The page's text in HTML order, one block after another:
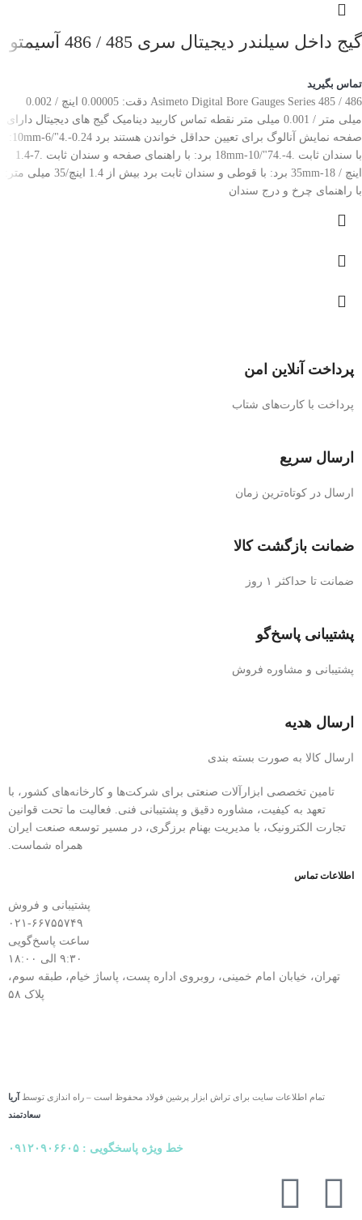
گیج داخل سیلندر دیجیتال سری 485 / 486 آسیمتو
تماس بگیرید
Asimeto Digital Bore Gauges Series 485 / 486 دقت: 0.00005 اینچ / 0.002
میلی متر / 0.001 میلی متر نقطه تماس کاربید دینامیک گیج های دیجیتال دارای
با سندان ثابت .4-.74"/10-18mm برد: با راهنمای صفحه و سندان ثابت .7-1.4
اینچ / 18-35mm برد: با قوطی و سندان ثابت برد بیش از 1.4 اینچ/35 میلی متر:
با راهنمای چرخ و درج سندان
پرداخت آنلاین امن
پرداخت با کارت‌های شتاب
ارسال سریع
ارسال در کوتاه‌ترین زمان
ضمانت بازگشت کالا
ضمانت تا حداکثر ۱ روز
پشتیبانی پاسخ‌گو
پشتیبانی و مشاوره فروش
ارسال هدیه
ارسال کالا به صورت بسته بندی
تامین تخصصی ابزارآلات صنعتی برای شرکت‌ها و کارخانه‌های کشور، با
تعهد به کیفیت، مشاوره دقیق و پشتیبانی فنی. فعالیت ما تحت قوانین
تجارت الکترونیک، با مدیریت بهنام برزگری، در مسیر توسعه صنعت ایران
همراه شماست.
اطلاعات تماس
پشتیبانی و فروش
۰۲۱-۶۶۷۵۵۷۴۹
ساعت پاسخ‌گویی
۹:۳۰ الی ۱۸:۰۰
تهران، خیابان امام خمینی، روبروی اداره پست، پاساژ خیام، طبقه سوم،
پلاک ۵۸
تمام اطلاعات سایت برای تراش ابزار پرشین فولاد محفوظ است – راه اندازی توسط آریا
سعادتمند
خط ویژه پاسخگویی : ۰۹۱۲۰۹۰۶۶۰۵